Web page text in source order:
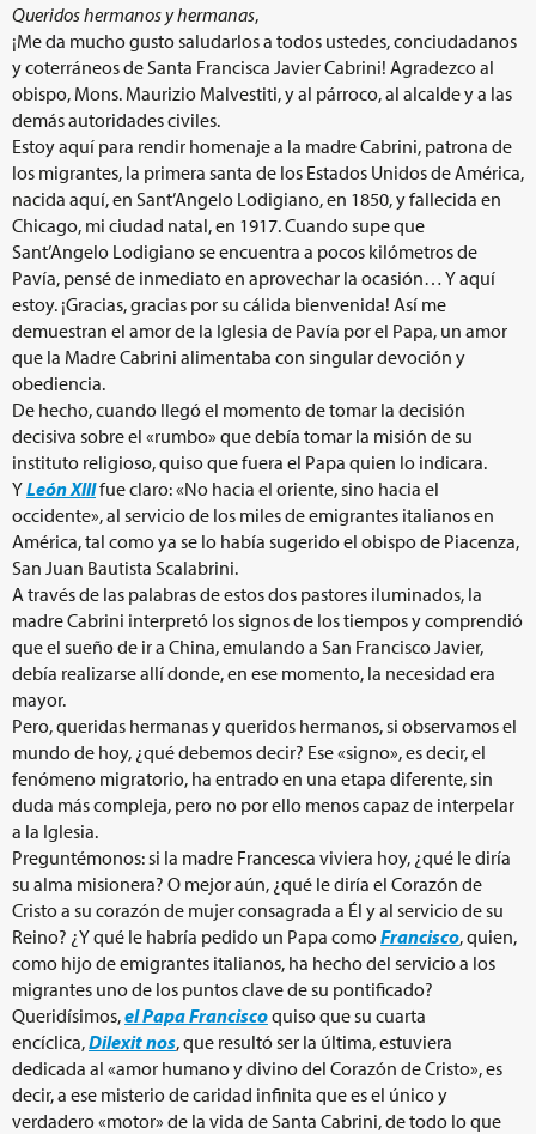
Queridos hermanos y hermanas,
¡Me da mucho gusto saludarlos a todos ustedes, conciudadanos
y coterráneos de Santa Francisca Javier Cabrini! Agradezco al
obispo, Mons. Maurizio Malvestiti, y al párroco, al alcalde y a las
demás autoridades civiles.
Estoy aquí para rendir homenaje a la madre Cabrini, patrona de
los migrantes, la primera santa de los Estados Unidos de América,
nacida aquí, en Sant’Angelo Lodigiano, en 1850, y fallecida en
Chicago, mi ciudad natal, en 1917. Cuando supe que
Sant’Angelo Lodigiano se encuentra a pocos kilómetros de
Pavía, pensé de inmediato en aprovechar la ocasión… Y aquí
estoy. ¡Gracias, gracias por su cálida bienvenida! Así me
demuestran el amor de la Iglesia de Pavía por el Papa, un amor
que la Madre Cabrini alimentaba con singular devoción y
obediencia.
De hecho, cuando llegó el momento de tomar la decisión
decisiva sobre el «rumbo» que debía tomar la misión de su
instituto religioso, quiso que fuera el Papa quien lo indicara.
YLeón XIIIfue claro: «No hacia el oriente, sino hacia el
occidente», al servicio de los miles de emigrantes italianos en
América, tal como ya se lo había sugerido el obispo de Piacenza,
San Juan Bautista Scalabrini.
A través de las palabras de estos dos pastores iluminados, la
madre Cabrini interpretó los signos de los tiempos y comprendió
que el sueño de ir a China, emulando a San Francisco Javier,
debía realizarse allí donde, en ese momento, la necesidad era
mayor.
Pero, queridas hermanas y queridos hermanos, si observamos el
mundo de hoy, ¿qué debemos decir? Ese «signo», es decir, el
fenómeno migratorio, ha entrado en una etapa diferente, sin
duda más compleja, pero no por ello menos capaz de interpelar
a la Iglesia.
Preguntémonos: si la madre Francesca viviera hoy, ¿qué le diría
su alma misionera? O mejor aún, ¿qué le diría el Corazón de
Cristo a su corazón de mujer consagrada a Él y al servicio de su
Reino? ¿Y qué le habría pedido un Papa comoFrancisco, quien,
como hijo de emigrantes italianos, ha hecho del servicio a los
migrantes uno de los puntos clave de su pontificado?
Queridísimos,el Papa Franciscoquiso que su cuarta
encíclica,Dilexit nos, que resultó ser la última, estuviera
dedicada al «amor humano y divino del Corazón de Cristo», es
decir, a ese misterio de caridad infinita que es el único y
verdadero «motor» de la vida de Santa Cabrini, de todo lo que